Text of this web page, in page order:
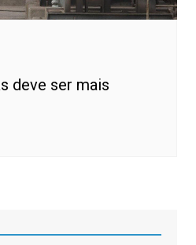
deve ser mais